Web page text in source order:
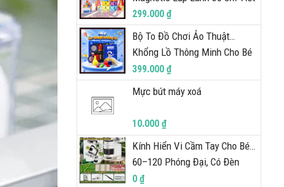
Xếp Hình Lắp Ráp Phát Triển
Tư Duy Cho Bé BigcityBuy
344BGH
299.000 ₫
Bộ To Đồ Chơi Ảo Thuật
Khổng Lồ Thông Minh Cho Bé
Set 10 Đạo Cụ Biểu Diễn Ma
Thuật, Kèm Sách Hướng Dẫn
Chi Tiết BigcityBuy 343AT
399.000 ₫
Mực bút máy xoá
10.000 ₫
Kính Hiển Vi Cầm Tay Cho Bé,
60–120 Phóng Đại, Có Đèn
Trắng Tím Tặng Kẹp Điện
0 ₫